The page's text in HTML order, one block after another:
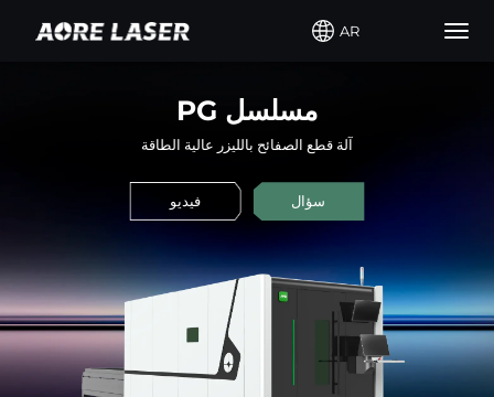
AR
PG مسلسل
آلة قطع الصفائح بالليزر عالية الطاقة
فيديو سؤال